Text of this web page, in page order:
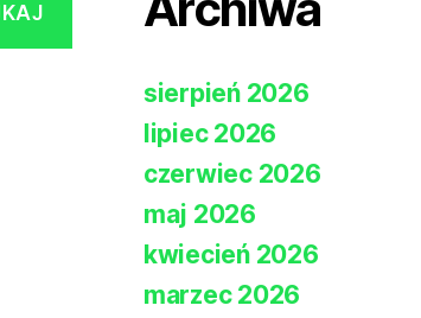
sierpień 2026
lipiec 2026
czerwiec 2026
maj 2026
kwiecień 2026
marzec 2026